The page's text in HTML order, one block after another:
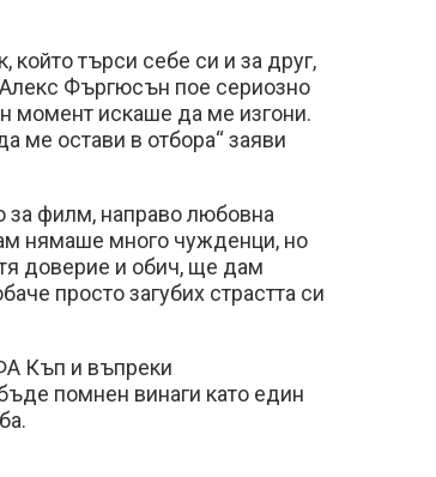
който търси себе си и за друг,
Фъргюсън пое сериозно
момент искаше да ме изгони.
ме остави в отбора“ заяви
за филм, направо любовна
нямаше много чужденци, но
доверие и обич, ще дам
просто загубих страстта си
Къп и въпреки
помнен винаги като един